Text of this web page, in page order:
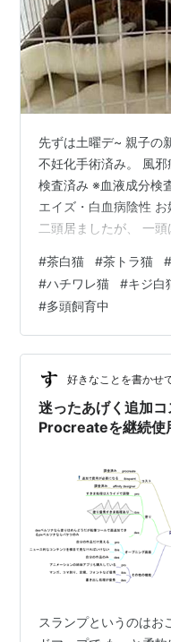
先ずは土曜デ~ 親子の
不妊化手術済み。 風
検査済み ※血液成分検
エイズ・白血病陰性
二頭居ましたが、 一
最初の週かな？ ２人と
ると お腹を見せるゴロ
所なし 鼻ぐじゅを治し
早く三段ゲージの牢屋
1/30日からトライア
#茶白猫 #茶トラ猫
#ハチワレ猫 #キジ白
#多頭飼育中
好きなことを書かせ
迷ったあげく追加
Procreateを継続使
スランプというのはお